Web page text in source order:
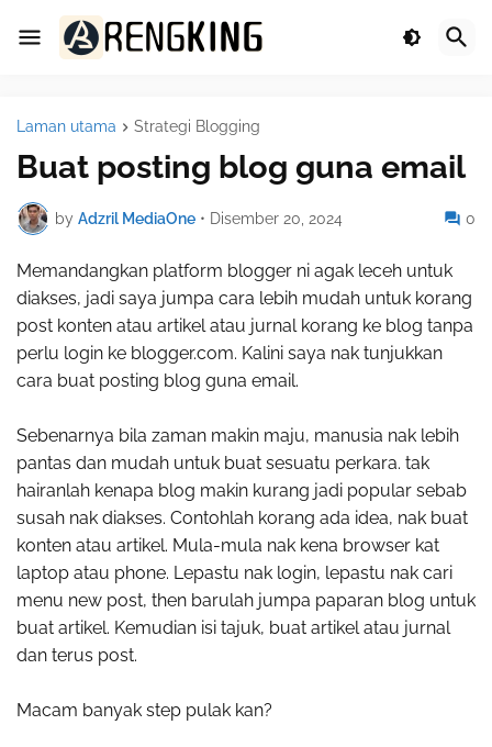
Laman utama Strategi Blogging
Buat posting blog guna email
by Adzril MediaOne • Disember 20, 2024 0
Memandangkan platform blogger ni agak leceh untuk
diakses, jadi saya jumpa cara lebih mudah untuk korang
post konten atau artikel atau jurnal korang ke blog tanpa
perlu login ke blogger.com. Kalini saya nak tunjukkan
cara buat posting blog guna email.
Sebenarnya bila zaman makin maju, manusia nak lebih
pantas dan mudah untuk buat sesuatu perkara. tak
hairanlah kenapa blog makin kurang jadi popular sebab
susah nak diakses. Contohlah korang ada idea, nak buat
konten atau artikel. Mula-mula nak kena browser kat
laptop atau phone. Lepastu nak login, lepastu nak cari
menu new post, then barulah jumpa paparan blog untuk
buat artikel. Kemudian isi tajuk, buat artikel atau jurnal
dan terus post.
Macam banyak step pulak kan?